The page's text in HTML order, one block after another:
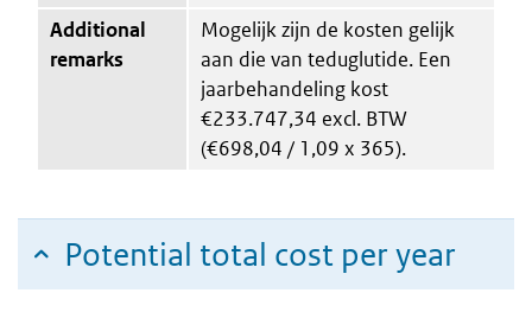
Additional
remarks
Mogelijk zijn de kosten gelijk
aan die van teduglutide. Een
jaarbehandeling kost
€233.747,34 excl. BTW
(€698,04 / 1,09 x 365).
Potential total cost per year